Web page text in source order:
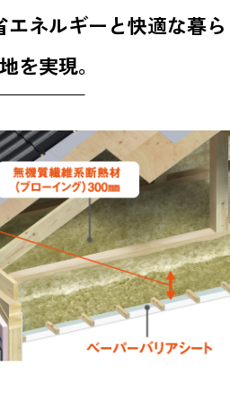
ネルギーと快適な暮ら
を実現。